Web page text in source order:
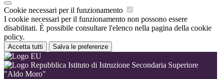
Cookie necessari per il funzionamento
I cookie necessari per il funzionamento non possono essere
disabilitati. È possibile consultare l'elenco nella pagina della cookie
policy.
Accetta tutti Salva le preferenze
Istituto di Istruzione Secondaria Superiore
"Aldo Moro"